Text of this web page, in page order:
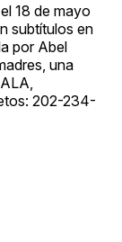
18 de mayo
subtítulos en
por Abel
una
202-234-